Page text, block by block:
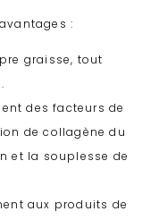
:
graisse, tout
des facteurs de
de collagène du
et la souplesse de
aux produits de